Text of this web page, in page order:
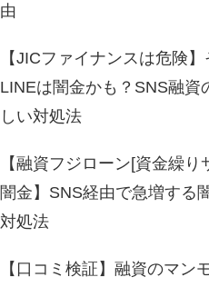
由
【JICファイナンスは危険】
LINEは闇金かも？SNS融資
しい対処法
【融資フジローン[資金繰り
闇金】SNS経由で急増する
対処法
【口コミ検証】融資のマン